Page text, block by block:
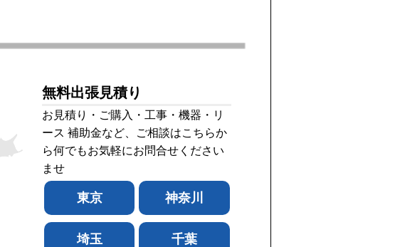
無料出張見積り
お見積り・ご購入・工事・機器・リ
ース 補助金など、ご相談はこちらか
ら何でもお気軽にお問合せください
ませ
東京 神奈川
埼玉 千葉